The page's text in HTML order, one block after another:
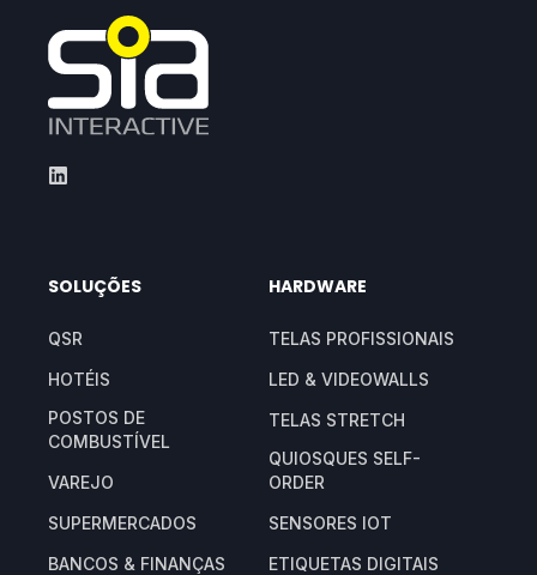
SOLUÇÕES
QSR
HOTÉIS
POSTOS DE
COMBUSTÍVEL
VAREJO
SUPERMERCADOS
BANCOS & FINANÇAS
HARDWARE
TELAS PROFISSIONAIS
LED & VIDEOWALLS
TELAS STRETCH
QUIOSQUES SELF-
ORDER
SENSORES IOT
ETIQUETAS DIGITAIS